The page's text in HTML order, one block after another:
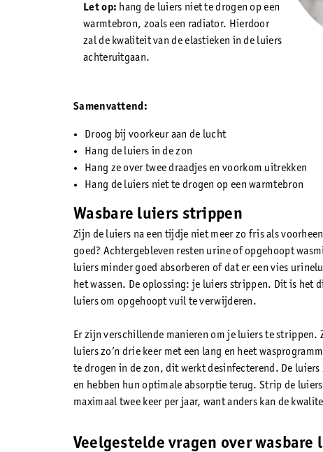
Let op: hang de luiers niet te drogen op een
warmtebron, zoals een radiator. Hierdoor
zal de kwaliteit van de elastieken in de luiers
achteruitgaan.
Samenvattend:
Droog bij voorkeur aan de lucht
Hang de luiers in de zon
Hang ze over twee draadjes en voorkom uitrekken
Hang de luiers niet te drogen op een warmtebron
Wasbare luiers strippen
Zijn de luiers na een tijdje niet meer zo fris als
goed? Achtergebleven resten urine of opgehoopt
luiers minder goed absorberen of dat er een vies
het wassen. De oplossing: je luiers strippen. Dit is het
luiers om opgehoopt vuil te verwijderen.
Er zijn verschillende manieren om je luiers te strippen.
luiers zo’n drie keer met een lang en heet
te drogen in de zon, dit werkt desinfecterend. De luiers
en hebben hun optimale absorptie terug. Strip de
maximaal twee keer per jaar, want anders kan de
Veelgestelde vragen over wasbare